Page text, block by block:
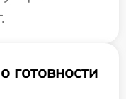
готовности